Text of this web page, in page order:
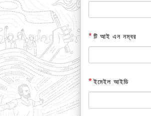
* টি আই এন নম্বর
* ইমেইল আইডি